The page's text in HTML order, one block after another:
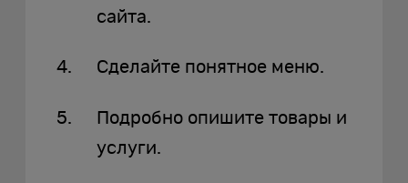
сайта.
Сделайте понятное меню.
Подробно опишите товары и
услуги.